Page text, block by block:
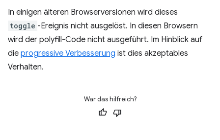
In einigen älteren Browserversionen wird dieses
toggle -Ereignis nicht ausgelöst. In diesen Browsern
wird der polyfill-Code nicht ausgeführt. Im Hinblick auf
die progressive Verbesserung ist dies akzeptables
Verhalten.
War das hilfreich?